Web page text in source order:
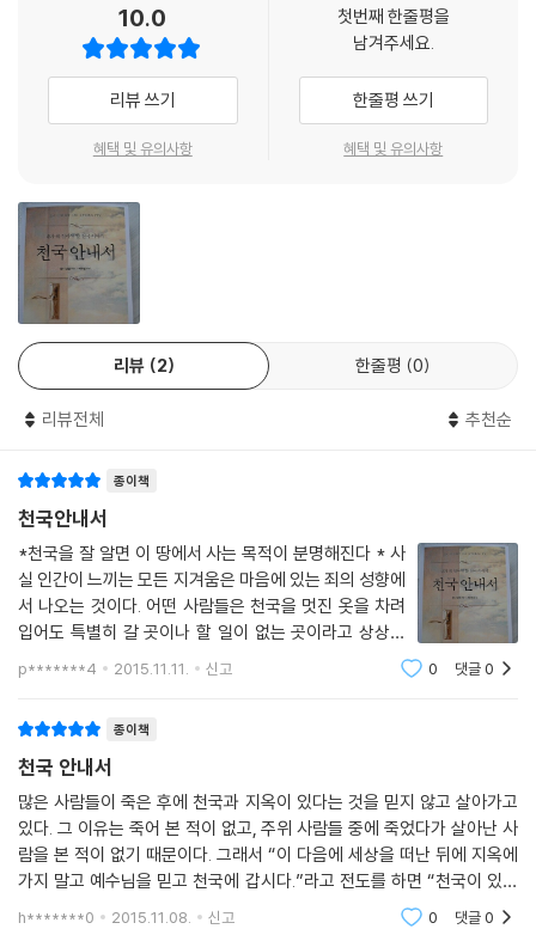
경에서 나온 것이 아니다. 빌립보서 1장 23절에서 바울은 이 세상을 떠나
서 그리스도 함께 있는 것이 세상에 머무는 것보다 훨씬 더 좋다고 말하기
때문이다. 이 친구가 대부분의 사람들보다 더 솔직하기 때문에 자신의 생
각을 담담하게 말한 것도 사실이다. 그러나 나는 이 친구뿐만 아니라 다른
많은 그리스도인들이 실제로 이렇게 말하지는 않더라도 비슷한 오해를 하
나는 천국에 대한 소설을 몇 권 쓴 이후로 독자들에게 수천 통의 편지를 받
았다. 그중에 한 편지를 소개해보겠다.
저는 다섯 살 때부터 신앙생활을 했습니다. 그리고 지금은 청소년 담당 목
사와 결혼하여 남편의 목회를 돕고 있지요. 제가 이 편지를 쓰는 이유는 랜
디 목사님이 쓰신 《최후의 시간》이라는 책에 대해서 감사드리기 위해서입
니다.
면 이 세상에 있던 사람들이나 이곳에서 있던 일들은 전혀 기억하지 못할
다. 그리고 아직까지도 그 선생님과 다르게 말하는 사람을 본 적이 없습니
다.
저는 책을 읽기 전까지만 해도 천국을 아주 끔찍한 장소라고 생각했습니
다. 그러나 이제는 더 이상 죽음이 두렵지 않습니다. 목사님의 책을 통해 천
국이 정말 아름답고 놀라운 장소라는 사실을 알게 되었기 때문입니다.
지금까지는 천국에 대해 무서워하는 마음을 가졌기 때문에 그리스도인으
로 성장하며 사는 것이 정말 어려운 일이었습니다. 그런데 그 책을 읽으면
국에 가서 경험하는 장면들을 읽을 때마다 계속 눈물이 났습니다. 지금 저
는 당장이라도 천국에 가고 싶어서 견딜 수 없을 정도랍니다.
사탄의 거짓말
사실 오늘날의 그리스도인들은 천국에 대해 큰 오해를 하고 있다. 그래서
천국을 고대하는 그리스도인들이 별로 없고, 심지어 천국에 가는 것조차
두려워한다. 하나님의 백성들이 이렇게 끔찍한 오해에 붙잡혀 있는 이유는
한 가지뿐이다. 바로 ‘사탄’ 때문이다. 마귀가 그리스도인들을 속이고 있는
10.0
리뷰 쓰기
혜택 및 유의사항
첫번째 한줄평을
남겨주세요.
한줄평 쓰기
혜택 및 유의사항
리뷰 2 한줄평 0
리뷰전체 추천순
종이책
천국안내서
*천국을 잘 알면 이 땅에서 사는 목적이 분명해진다 * 사
실 인간이 느끼는 모든 지겨움은 마음에 있는 죄의 성향에
서 나오는 것이다. 어떤 사람들은 천국을 멋진 옷을 차려
입어도 특별히 갈 곳이나 할 일이 없는 곳이라고 상상한
다.길고 긴 영원한 오후에 낮잠이나 자고 하프나 튕기며
황금으로 된 구조물들을 닦는 일 말고는 딱히 할 일이 없
p*******4 2015.11.11. 신고 0 댓글0
종이책
천국 안내서
많은 사람들이 죽은 후에 천국과 지옥이 있다는 것을 믿지 않고 살아가고
있다. 그 이유는 죽어 본 적이 없고, 주위 사람들 중에 죽었다가 살아난 사
람을 본 적이 없기 때문이다. 그래서 “이 다음에 세상을 떠난 뒤에 지옥에
가지 말고 예수님을 믿고 천국에 갑시다.”라고 전도를 하면 “천국이 있는
지 지옥이 있는지 죽어봤습니까?” “죽어서 천국이나 지옥에 온 사람이 있
h*******0 2015.11.08. 신고 0 댓글0